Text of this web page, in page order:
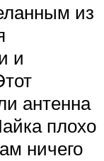
из
и
антенна
плохо
ничего